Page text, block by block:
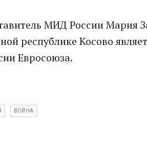
МИД России Мария
республике Косово
Евросоюза.
ВОЙНА